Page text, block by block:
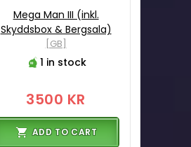
Mega Man III (inkl.
Skyddsbox & Bergsala)
[GB]
1 in stock
3500 KR
ADD TO CART